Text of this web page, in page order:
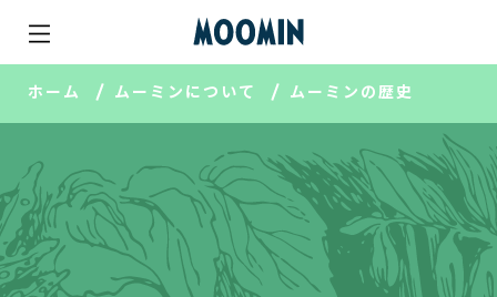
ホーム ムーミンについて ムーミンの歴史